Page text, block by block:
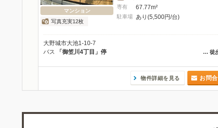
マンション
写真充実12枚
専有 67.77m²
駐車場 あり(5,500円/台)
大野城市大池1-10-7
… 徒
バス 「御笠川4丁目」停
物件詳細を見る お問